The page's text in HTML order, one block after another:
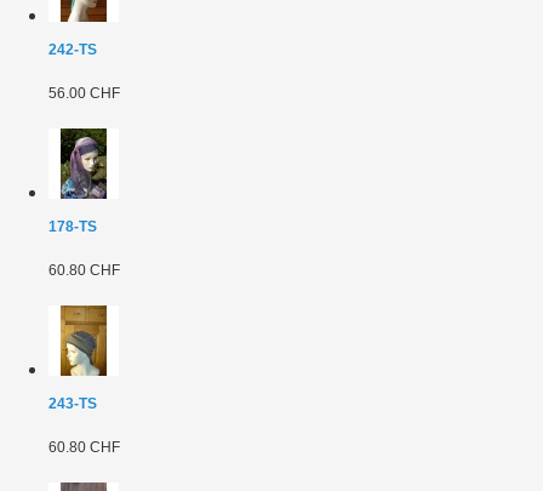
242-TS
56.00 CHF
178-TS
60.80 CHF
243-TS
60.80 CHF